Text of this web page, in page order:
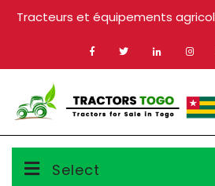
Tracteurs et équipements
Select